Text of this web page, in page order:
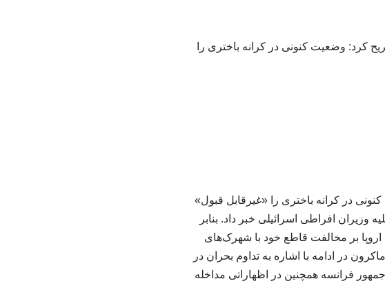
کرد: وضعیت کنونی در کرانه باختری را
در کرانه باختری را «غیرقابل قبول»
افراطی اسرائیلی خبر داد. بنابر
بر مخالفت قاطع خود با شهرک‌های
در ادامه با اشاره به تداوم بحران در
فرانسه همچنین در اظهاراتی مداخله